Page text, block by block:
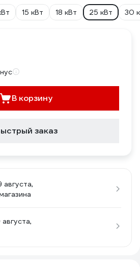
15 кВт 18 кВт 25 кВт 30
В корзину
заказ
августа,